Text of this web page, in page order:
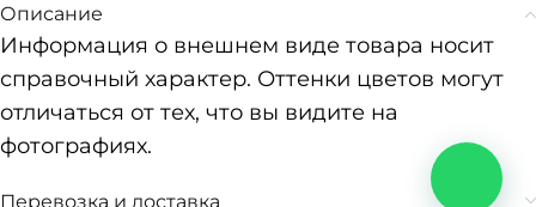
Описание
Информация о внешнем виде товара носит
справочный характер. Оттенки цветов могут
отличаться от тех, что вы видите на
фотографиях.
Перевозка и доставка